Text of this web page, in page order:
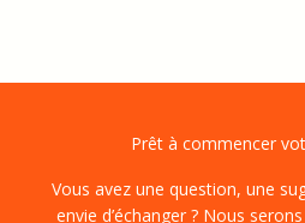
Prêt à commencer
Vous avez une question, une
envie d’échanger ? Nous